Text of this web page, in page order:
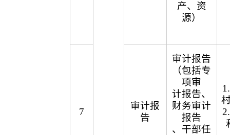
产、资
源）
7
审计报
告
审计报告
（包括专
项审
计报告、
财务审计
报告
、干部任